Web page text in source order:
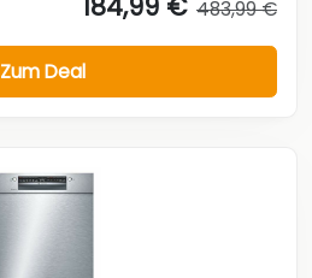
483,99 €
Zum Deal